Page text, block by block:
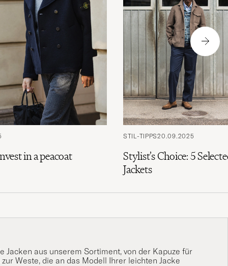
die
nun
Ihrem
Stil
in a peacoat
STIL-TIPPS20.09.2025
Stylist’s Choice: 5
Jackets
aus unserem Sortiment, von der Kapuze für
Weste, die an das Modell Ihrer leichten Jacke